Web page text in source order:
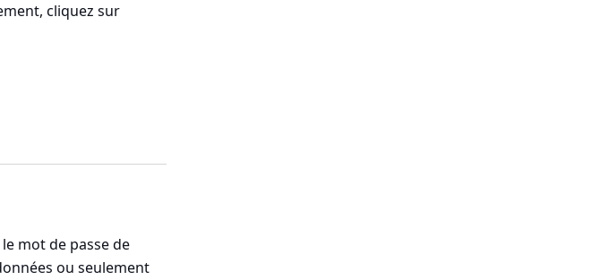
cliquez sur
mot de passe de
ou seulement